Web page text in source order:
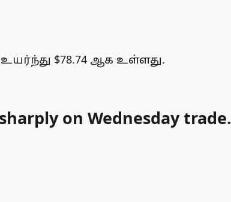
$78.74 ஆக உள்ளது.
on Wednesday trade.